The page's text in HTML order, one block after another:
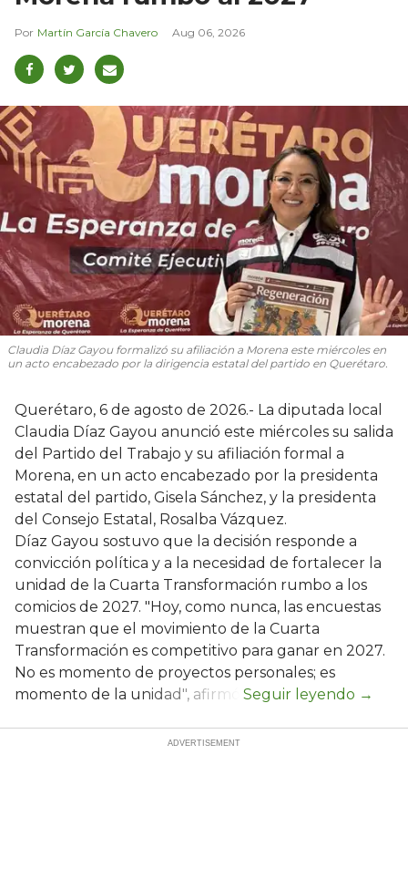
Martín García Chavero Aug 06, 2026
Claudia Díaz Gayou formalizó su afiliación a Morena este miércoles en
un acto encabezado por la dirigencia estatal del partido en Querétaro.
Querétaro, 6 de agosto de 2026.- La diputada local
Claudia Díaz Gayou anunció este miércoles su salida
del Partido del Trabajo y su afiliación formal a
Morena, en un acto encabezado por la presidenta
estatal del partido, Gisela Sánchez, y la presidenta
del Consejo Estatal, Rosalba Vázquez.
Díaz Gayou sostuvo que la decisión responde a
convicción política y a la necesidad de fortalecer la
unidad de la Cuarta Transformación rumbo a los
comicios de 2027. "Hoy, como nunca, las encuestas
muestran que el movimiento de la Cuarta
Transformación es competitivo para ganar en 2027.
No es momento de proyectos personales; es
momento de la unidad", afirmó.